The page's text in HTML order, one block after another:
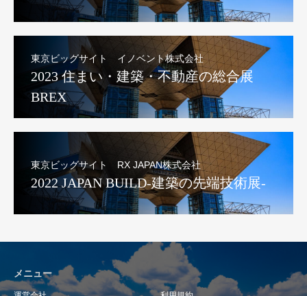
東京ビッグサイト イノベント株式会社
2023 住まい・建築・不動産の総合展
BREX
東京ビッグサイト RX JAPAN株式会社
2022 JAPAN BUILD-建築の先端技術展-
メニュー